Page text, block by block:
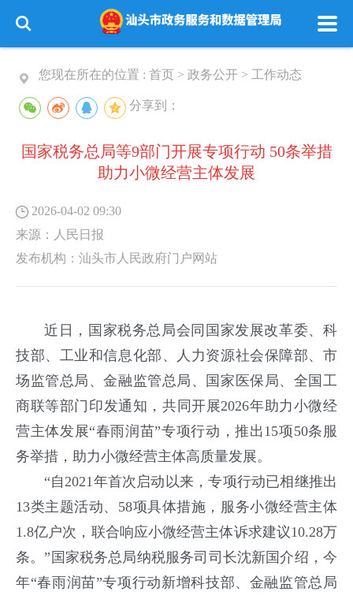
您现在所在的位置 : 首页 > 政务公开 > 工作动态
分享到：
国家税务总局等9部门开展专项行动 50条举措
助力小微经营主体发展
2026-04-02 09:30
来源：
人民日报
发布机构： 汕头市人民政府门户网站
近日，国家税务总局会同国家发展改革委、科
技部、工业和信息化部、人力资源社会保障部、市
场监管总局、金融监管总局、国家医保局、全国工
商联等部门印发通知，共同开展2026年助力小微经
营主体发展“春雨润苗”专项行动，推出15项50条服
务举措，助力小微经营主体高质量发展。
“自2021年首次启动以来，专项行动已相继推出
13类主题活动、58项具体措施，服务小微经营主体
1.8亿户次，联合响应小微经营主体诉求建议10.28万
条。”国家税务总局纳税服务司司长沈新国介绍，今
年“春雨润苗”专项行动新增科技部、金融监管总局